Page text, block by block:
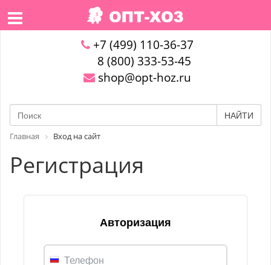
+7 (499) 110-36-37
8 (800) 333-53-45
shop@opt-hoz.ru
НАЙТИ
Главная Вход на сайт
Регистрация
Авторизация
Телефон